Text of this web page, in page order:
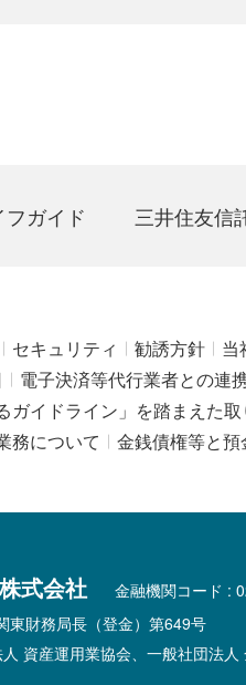
フガイド 三井住友信
セキュリティ 勧誘方針 当
電子決済等代行業者との連
ガイドライン」を踏まえた
務について
金銭債権等と
式会社
金融機関コード :
財務局長（登金）第649号
資産運用業協会、一般社団法人